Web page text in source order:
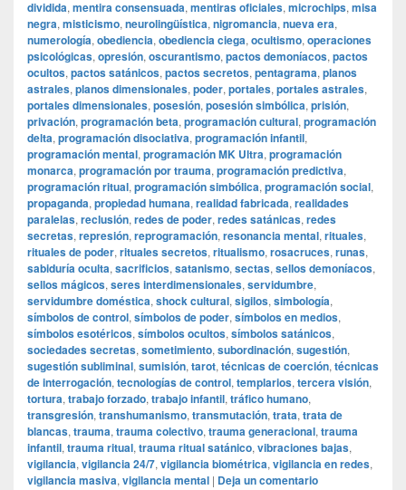
dividida, mentira consensuada, mentiras oficiales, microchips, misa
negra, misticismo, neurolingüística, nigromancia, nueva era,
numerología, obediencia, obediencia ciega, ocultismo, operaciones
psicológicas, opresión, oscurantismo, pactos demoníacos, pactos
ocultos, pactos satánicos, pactos secretos, pentagrama, planos
astrales, planos dimensionales, poder, portales, portales astrales,
portales dimensionales, posesión, posesión simbólica, prisión,
privación, programación beta, programación cultural, programación
delta, programación disociativa, programación infantil,
programación mental, programación MK Ultra, programación
monarca, programación por trauma, programación predictiva,
programación ritual, programación simbólica, programación social,
propaganda, propiedad humana, realidad fabricada, realidades
paralelas, reclusión, redes de poder, redes satánicas, redes
secretas, represión, reprogramación, resonancia mental, rituales,
rituales de poder, rituales secretos, ritualismo, rosacruces, runas,
sabiduría oculta, sacrificios, satanismo, sectas, sellos demoníacos,
sellos mágicos, seres interdimensionales, servidumbre,
servidumbre doméstica, shock cultural, sigilos, simbología,
símbolos de control, símbolos de poder, símbolos en medios,
símbolos esotéricos, símbolos ocultos, símbolos satánicos,
sociedades secretas, sometimiento, subordinación, sugestión,
sugestión subliminal, sumisión, tarot, técnicas de coerción, técnicas
de interrogación, tecnologías de control, templarios, tercera visión,
tortura, trabajo forzado, trabajo infantil, tráfico humano,
transgresión, transhumanismo, transmutación, trata, trata de
blancas, trauma, trauma colectivo, trauma generacional, trauma
infantil, trauma ritual, trauma ritual satánico, vibraciones bajas,
vigilancia, vigilancia 24/7, vigilancia biométrica, vigilancia en redes,
vigilancia masiva, vigilancia mental | Deja un comentario